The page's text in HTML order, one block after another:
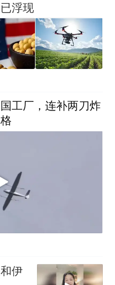
浮现
工厂，连补两刀炸
伊